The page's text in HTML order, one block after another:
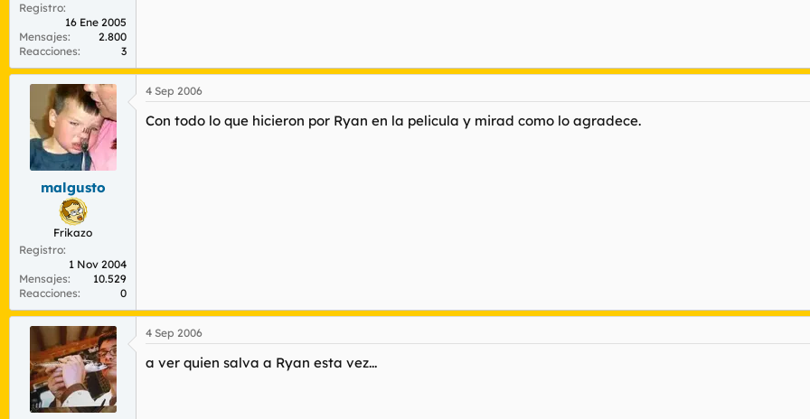
Registro
16 Ene 2005
Mensajes
2.800
Reacciones
3
malgusto
Frikazo
Registro
1 Nov 2004
Mensajes
10.529
Reacciones
0
4 Sep 2006
Con todo lo que hicieron por Ryan en la pelicula y mirad como lo agradece.
4 Sep 2006
a ver quien salva a Ryan esta vez...